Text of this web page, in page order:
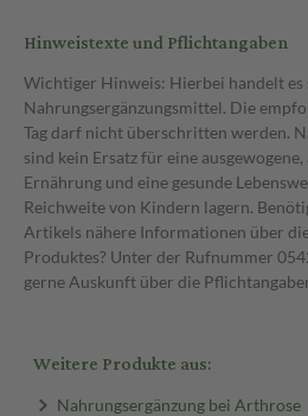
Hinweistexte und Pflichtangaben
Wichtiger Hinweis: Hierbei handelt es
Nahrungsergänzungsmittel. Die
Tag darf nicht überschritten werden.
sind kein Ersatz für eine
Ernährung und eine gesunde
Reichweite von Kindern lagern.
Artikels nähere Informationen über
Produktes? Unter der Rufnummer
gerne Auskunft über die
Weitere Produkte aus:
Nahrungsergänzung bei Arthrose